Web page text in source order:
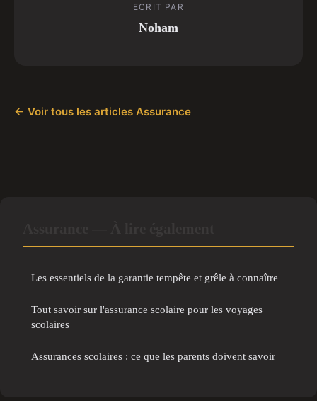
ECRIT PAR
Noham
← Voir tous les articles Assurance
Les essentiels de la garantie tempête et grêle à connaître
Tout savoir sur l'assurance scolaire pour les voyages
scolaires
Assurances scolaires : ce que les parents doivent savoir